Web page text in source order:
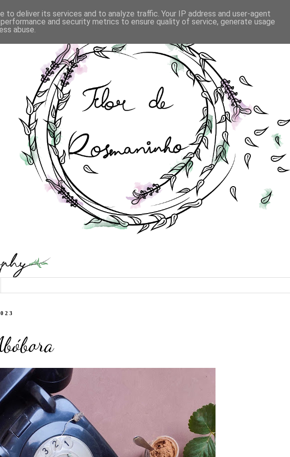
to deliver its services and to analyze traffic. Your IP address and user-agent
and security metrics to ensure quality of service, generate usage
abuse.